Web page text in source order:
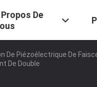
De
De Piézoélectrique De
De Double